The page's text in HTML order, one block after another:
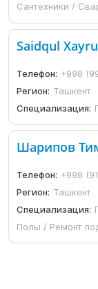
Сантехники /
Saidqul
Телефон: +998
Регион: Ташкент
Специализация:
Шарипов
Телефон: +998
Регион: Ташкент
Специализация:
Полы / Ремонт